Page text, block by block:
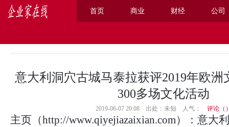
首页 商业 财经 公司
意大利洞穴古城马泰拉获评2019年欧洲
300多场文化活动
2019-06-07 20:08 出处：未知 人气： 评论（
主页 （http://www.qiyejiazaixian.com）：意大